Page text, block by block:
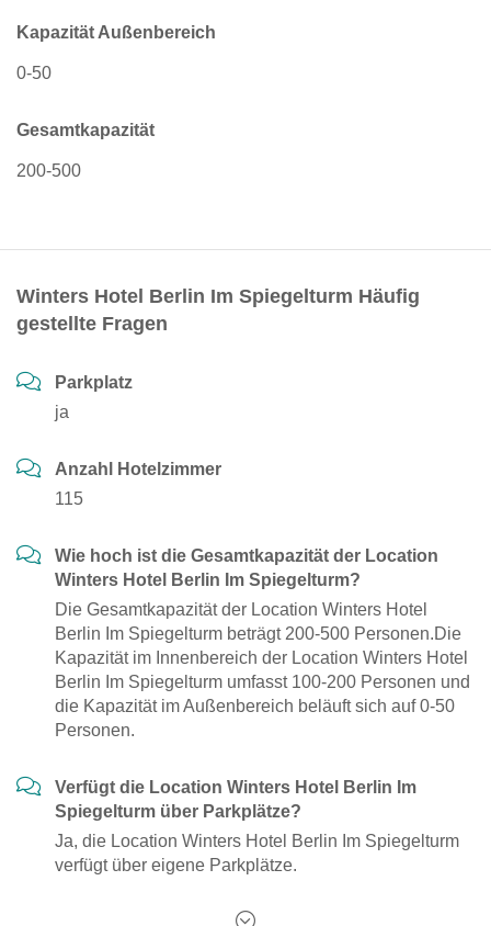
Kapazität Außenbereich
0-50
Gesamtkapazität
200-500
Winters Hotel Berlin Im Spiegelturm Häufig
gestellte Fragen
Parkplatz
ja
Anzahl Hotelzimmer
115
Wie hoch ist die Gesamtkapazität der Location
Winters Hotel Berlin Im Spiegelturm?
Die Gesamtkapazität der Location Winters Hotel
Berlin Im Spiegelturm beträgt 200-500 Personen.Die
Kapazität im Innenbereich der Location Winters Hotel
Berlin Im Spiegelturm umfasst 100-200 Personen und
die Kapazität im Außenbereich beläuft sich auf 0-50
Personen.
Verfügt die Location Winters Hotel Berlin Im
Spiegelturm über Parkplätze?
Ja, die Location Winters Hotel Berlin Im Spiegelturm
verfügt über eigene Parkplätze.